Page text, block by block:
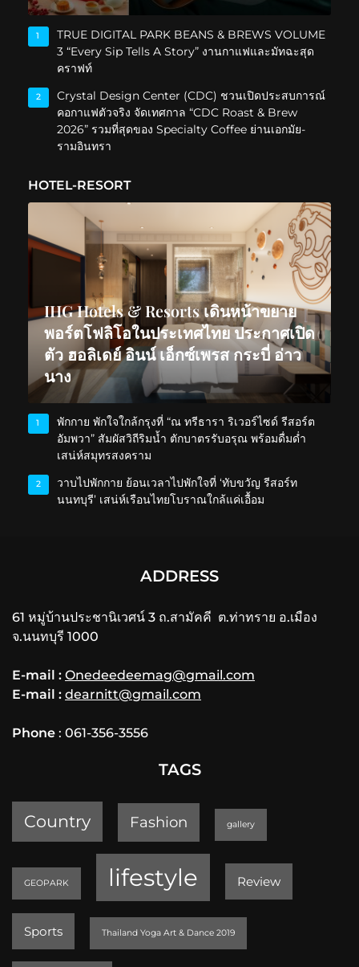
1
TRUE DIGITAL PARK BEANS & BREWS VOLUME
3 “Every Sip Tells A Story” งานกาแฟและมัทฉะสุด
คราฟท์
2
Crystal Design Center (CDC) ชวนเปิดประสบการณ์
คอกาแฟตัวจริง จัดเทศกาล “CDC Roast & Brew
2026” รวมที่สุดของ Specialty Coffee ย่านเอกมัย-
รามอินทรา
HOTEL-RESORT
IHG Hotels & Resorts เดินหน้าขยาย
พอร์ตโฟลิโอในประเทศไทย ประกาศเปิด
ตัว ฮอลิเดย์ อินน์ เอ็กซ์เพรส กระบี่ อ่าว
นาง
1
พักกาย พักใจใกล้กรุงที่ “ณ ทรีธารา ริเวอร์ไซด์ รีสอร์ต
อัมพวา” สัมผัสวิถีริมน้ำ ตักบาตรรับอรุณ พร้อมดื่มด่ำ
เสน่ห์สมุทรสงคราม
2
วาบไปพักกาย ย้อนเวลาไปพักใจที่ ‘ทับขวัญ รีสอร์ท
นนทบุรี’ เสน่ห์เรือนไทยโบราณใกล้แค่เอื้อม
ADDRESS
61 หมู่บ้านประชานิเวศน์ 3 ถ.สามัคคี ต.ท่าทราย อ.เมือง
จ.นนทบุรี 1000
E-mail : Onedeedeemag@gmail.com
E-mail : dearnitt@gmail.com
Phone : 061-356-3556
TAGS
Country Fashion gallery
GEOPARK lifestyle Review
Sports Thailand Yoga Art & Dance 2019